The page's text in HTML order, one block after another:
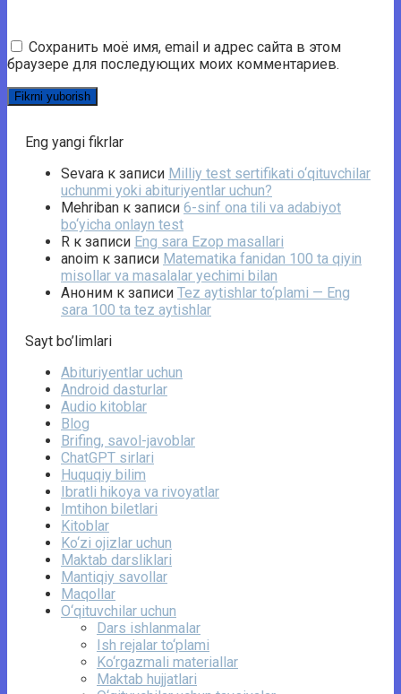
Сохранить моё имя, email и адрес сайта в этом
браузере для последующих моих комментариев.
Eng yangi fikrlar
Sevara к записи Milliy test sertifikati o‘qituvchilar
uchunmi yoki abituriyentlar uchun?
Mehriban к записи 6-sinf ona tili va adabiyot
bo‘yicha onlayn test
R к записи Eng sara Ezop masallari
anoim к записи Matematika fanidan 100 ta qiyin
misollar va masalalar yechimi bilan
Аноним к записи Tez aytishlar to‘plami — Eng
sara 100 ta tez aytishlar
Sayt bo’limlari
Abituriyentlar uchun
Android dasturlar
Audio kitoblar
Blog
Brifing, savol-javoblar
ChatGPT sirlari
Huquqiy bilim
Ibratli hikoya va rivoyatlar
Imtihon biletlari
Kitoblar
Ko‘zi ojizlar uchun
Maktab darsliklari
Mantiqiy savollar
Maqollar
O‘qituvchilar uchun
Dars ishlanmalar
Ish rejalar to‘plami
Ko‘rgazmali materiallar
Maktab hujjatlari